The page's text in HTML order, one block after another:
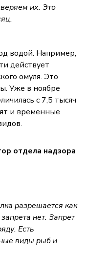
их. Это
водой. Например,
действует
омуля. Это
Уже в ноябре
с 7,5 тысяч
и временные
отдела надзора
разрешается как
нет. Запрет
Есть
виды рыб и